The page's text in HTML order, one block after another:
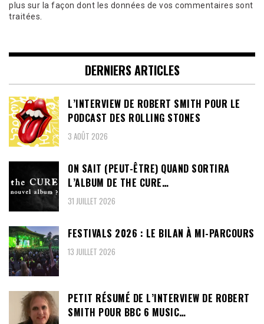
plus sur la façon dont les données de vos commentaires sont
traitées
DERNIERS ARTICLES
L’INTERVIEW DE ROBERT SMITH POUR LE
PODCAST DES ROLLING STONES
3 AOÛT 2026
ON SAIT (PEUT-ÊTRE) QUAND SORTIRA
L’ALBUM DE THE CURE…
31 JUILLET 2026
FESTIVALS 2026 : LE BILAN À MI-PARCOURS
13 JUILLET 2026
PETIT RÉSUMÉ DE L’INTERVIEW DE ROBERT
SMITH POUR BBC 6 MUSIC…